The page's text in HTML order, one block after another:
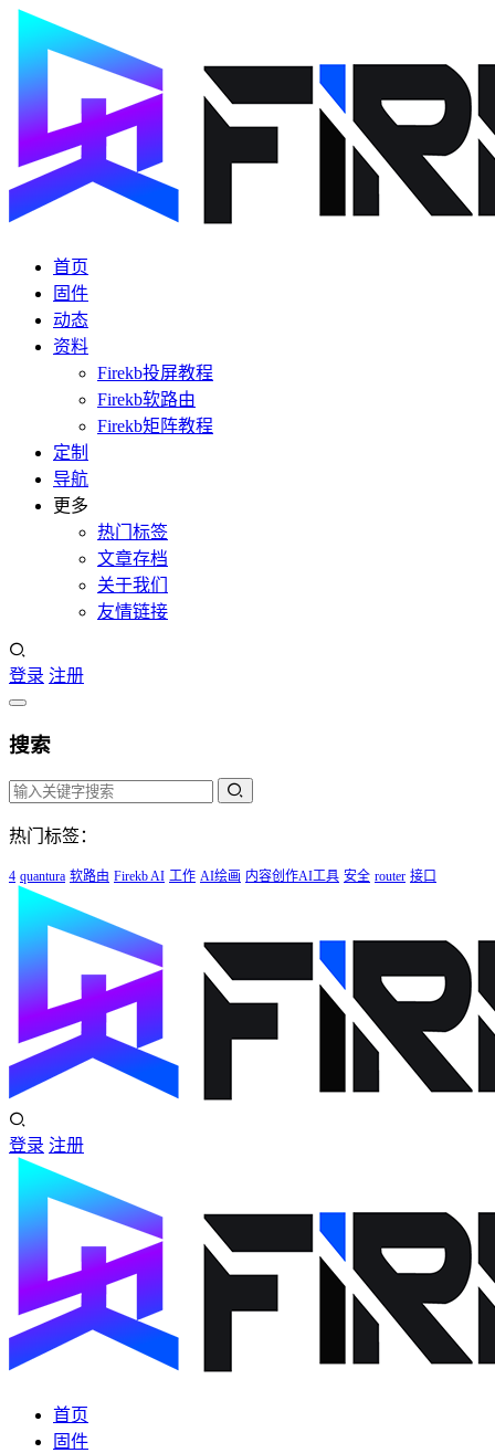
首页
固件
动态
资料
Firekb投屏教程
Firekb软路由
Firekb矩阵教程
定制
导航
更多
热门标签
文章存档
关于我们
友情链接
登录 注册
搜索
热门标签：
4 quantura 软路由 Firekb AI 工作 AI绘画 内容创作AI工具 安全 router 接口
登录 注册
首页
固件